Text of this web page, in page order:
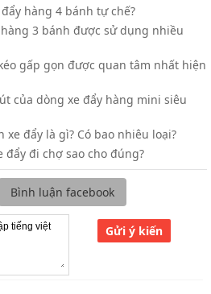
đẩy hàng 4 bánh tự chế?
hàng 3 bánh được sử dụng nhiều
gấp gọn được quan tâm nhất hiện
của dòng xe đẩy hàng mini siêu
xe đẩy là gì? Có bao nhiêu loại?
đẩy đi chợ sao cho đúng?
Bình luận facebook
Gửi ý kiến